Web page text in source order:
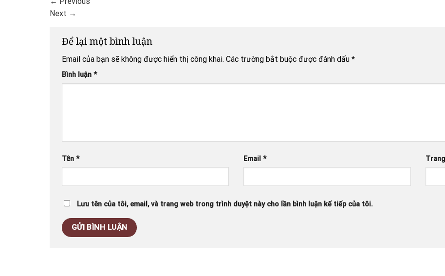
Next →
Để lại một bình luận
Email của bạn sẽ không được hiển thị công khai. Các trường bắt buộc được đánh dấu *
Bình luận *
Tên * Email*
Lưu tên của tôi, email, và trang web trong trình duyệt này cho lần bình luận kế tiếp của tôi.